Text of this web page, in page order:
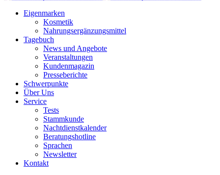
Eigenmarken
Kosmetik
Nahrungsergänzungsmittel
Tagebuch
News und Angebote
Veranstaltungen
Kundenmagazin
Presseberichte
Schwerpunkte
Über Uns
Service
Tests
Stammkunde
Nachtdienstkalender
Beratungshotline
Sprachen
Newsletter
Kontakt